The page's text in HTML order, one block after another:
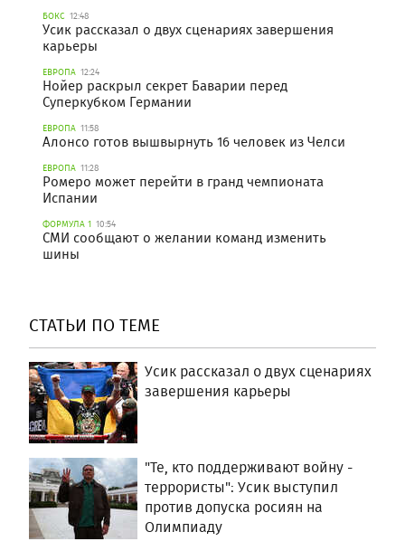
БОКС 12:48
Усик рассказал о двух сценариях завершения
карьеры
ЕВРОПА 12:24
Нойер раскрыл секрет Баварии перед
Суперкубком Германии
ЕВРОПА 11:58
Алонсо готов вышвырнуть 16 человек из Челси
ЕВРОПА 11:28
Ромеро может перейти в гранд чемпионата
Испании
ФОРМУЛА 1 10:54
СМИ сообщают о желании команд изменить
шины
СТАТЬИ ПО ТЕМЕ
Усик рассказал о двух сценариях
завершения карьеры
"Те, кто поддерживают войну -
террористы": Усик выступил
против допуска росиян на
Олимпиаду